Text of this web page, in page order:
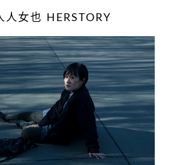
人女也 HERSTORY